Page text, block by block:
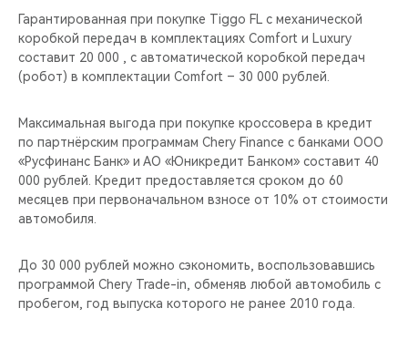
СЕДАНЫ
НОВИНКИ
CHERY CONNECT
ЛЮДИ CHERY
CHERY REMOTE
CHERY И СПОРТ
ВИДЕООБЗОРЫ
Гарантированная при покупке Tiggo FL c механической
коробкой передач в комплектациях Comfort и Luxury
составит 20 000 , c автоматической коробкой передач
(робот) в комплектации Comfort – 30 000 рублей.
Максимальная выгода при покупке кроссовера в кредит
по партнёрским программам Chery Finance c банками ООО
«Русфинанс Банк» и АО «Юникредит Банком» составит 40
000 рублей. Кредит предоставляется сроком до 60
месяцев при первоначальном взносе от 10% от стоимости
автомобиля.
До 30 000 рублей можно сэкономить, воспользовавшись
программой Chery Trade-in, обменяв любой автомобиль с
пробегом, год выпуска которого не ранее 2010 года.